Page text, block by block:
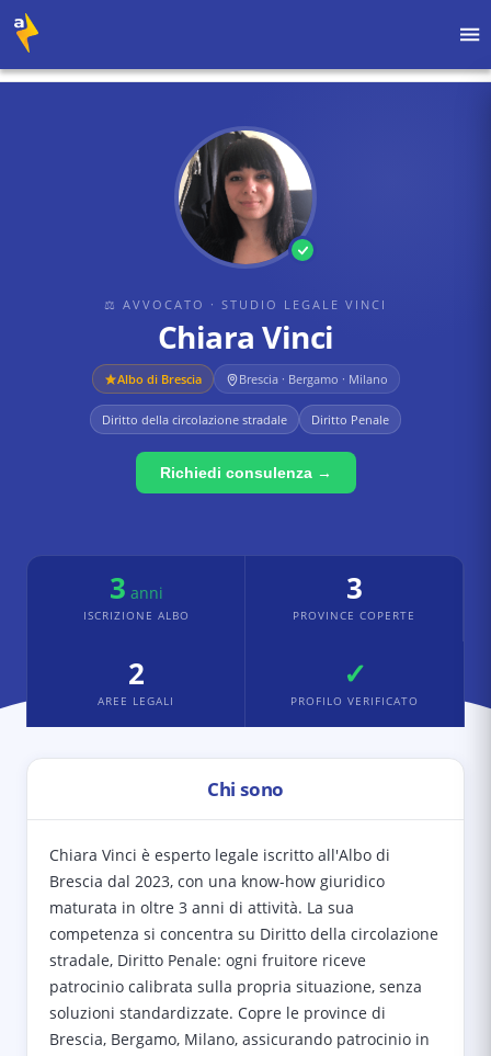
⚖ AVVOCATO · STUDIO LEGALE VINCI
Chiara Vinci
Albo di Brescia Brescia · Bergamo · Milano
Diritto della circolazione stradale Diritto Penale
Richiedi consulenza →
3 anni
ISCRIZIONE ALBO
3
PROVINCE COPERTE
2
AREE LEGALI
✓
PROFILO VERIFICATO
Chi sono
Chiara Vinci è esperto legale iscritto all'Albo di
Brescia dal 2023, con una know-how giuridico
maturata in oltre 3 anni di attività. La sua
competenza si concentra su Diritto della circolazione
stradale, Diritto Penale: ogni fruitore riceve
patrocinio calibrata sulla propria situazione, senza
soluzioni standardizzate. Copre le province di
Brescia, Bergamo, Milano, assicurando patrocinio in